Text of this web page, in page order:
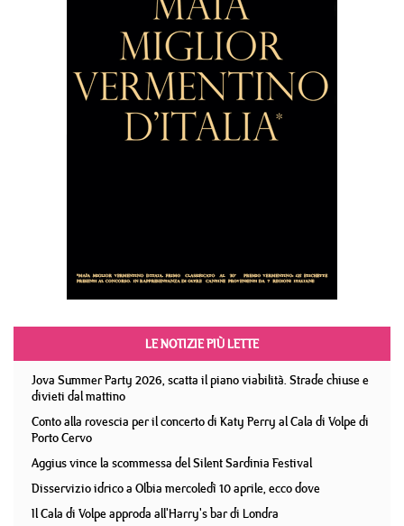
LE NOTIZIE PIÙ LETTE
Jova Summer Party 2026, scatta il piano viabilità. Strade chiuse e
divieti dal mattino
Conto alla rovescia per il concerto di Katy Perry al Cala di Volpe di
Porto Cervo
Aggius vince la scommessa del Silent Sardinia Festival
Disservizio idrico a Olbia mercoledì 10 aprile, ecco dove
Il Cala di Volpe approda all'Harry's bar di Londra